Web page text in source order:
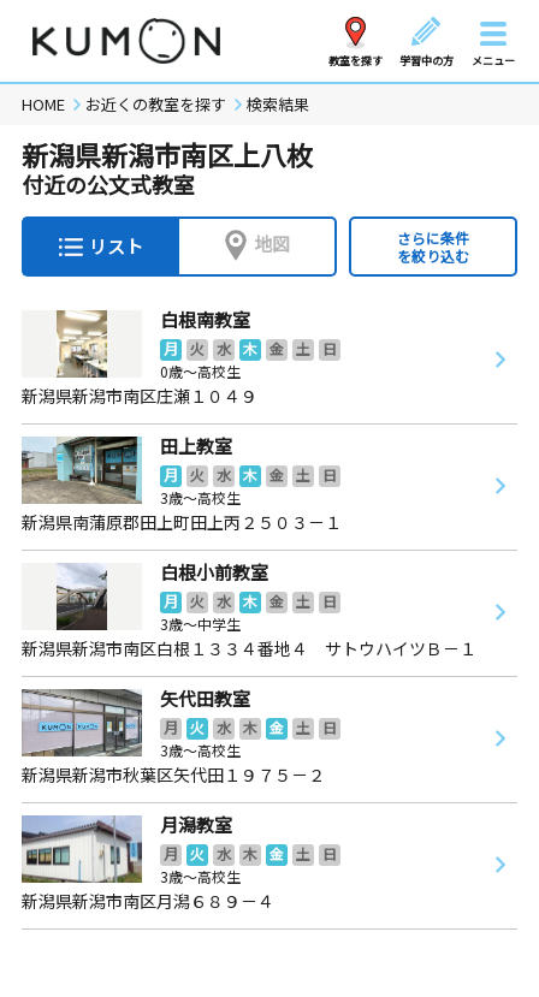
教室を探す 学習中の方 メニュー
HOME お近くの教室を探す 検索結果
新潟県新潟市南区上八枚
付近の公文式教室
リスト 地図
さらに条件
を絞り込む
白根南教室
月 火 水 木 金 土
日
0歳～高校生
新潟県新潟市南区庄瀬１０４９
田上教室
月 火 水 木 金 土
日
3歳～高校生
新潟県南蒲原郡田上町田上丙２５０３－１
白根小前教室
月 火 水 木 金 土
日
3歳～中学生
新潟県新潟市南区白根１３３４番地４ サトウハイツＢ－１
矢代田教室
月 火 水 木 金 土
日
3歳～高校生
新潟県新潟市秋葉区矢代田１９７５－２
月潟教室
月 火 水 木 金 土
日
3歳～高校生
新潟県新潟市南区月潟６８９－４